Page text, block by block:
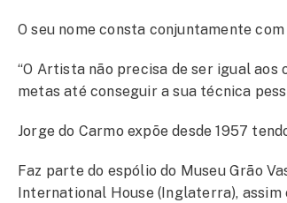
O seu nome consta conjuntamente
“O Artista não precisa de ser igual
metas até conseguir a sua técnica
Jorge do Carmo expõe desde 1957
Faz parte do espólio do Museu Grão
International House (Inglaterra),